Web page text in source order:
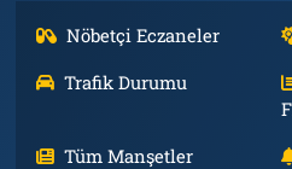
Nöbetçi Eczaneler
Trafik Durumu
Tüm Manşetler